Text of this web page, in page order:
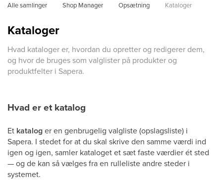
Alle samlinger Shop Manager Opsætning Kataloger
Kataloger
Hvad kataloger er, hvordan du opretter og redigerer dem,
og hvor de bruges som valglister på produkter og
produktfelter i Sapera.
Hvad er et katalog
Et kataloger en genbrugelig valgliste (opslagsliste) i
Sapera. I stedet for at du skal skrive den samme værdi ind
igen og igen, samler kataloget et sæt faste værdier ét sted
— og de kan så vælges fra en rulleliste andre steder i
systemet.